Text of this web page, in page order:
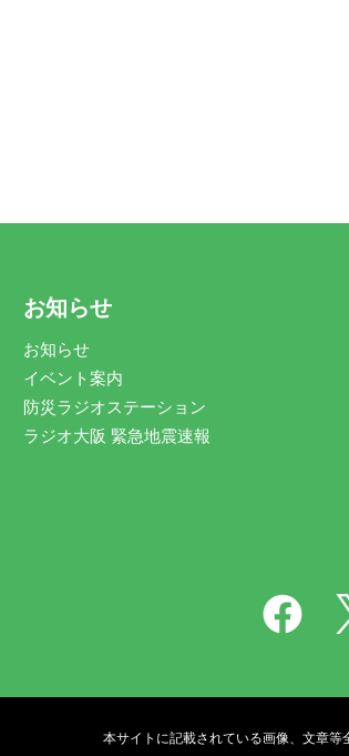
お知らせ
お知らせ
イベント案内
防災ラジオステーション
ラジオ大阪 緊急地震速報
本サイトに記載されている画像、文章